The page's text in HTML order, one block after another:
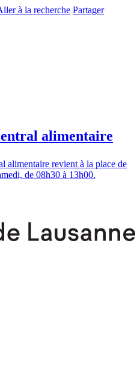
à la recherche Partager
alimentaire
alimentaire revient à la place de
de 08h30 à 13h00.